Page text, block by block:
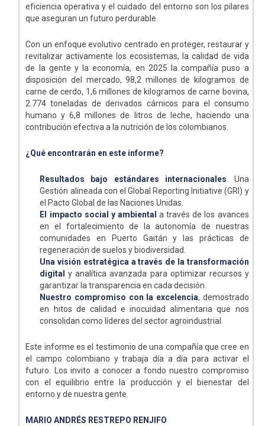
eficiencia operativa y el cuidado del entorno son los pilares
que aseguran un futuro perdurable.
Con un enfoque evolutivo centrado en proteger, restaurar y
revitalizar activamente los ecosistemas, la calidad de vida
de la gente y la economía, en 2025 la compañía puso a
disposición del mercado, 98,2 millones de kilogramos de
carne de cerdo, 1,6 millones de kilogramos de carne bovina,
2.774 toneladas de derivados cárnicos para el consumo
humano y 6,8 millones de litros de leche, haciendo una
contribución efectiva a la nutrición de los colombianos.
¿Qué encontrarán en este informe?
Resultados bajo estándares internacionales. Una
Gestión alineada con el Global Reporting Initiative (GRI) y
el Pacto Global de las Naciones Unidas.
El impacto social y ambiental a través de los avances
en el fortalecimiento de la autonomía de nuestras
comunidades en Puerto Gaitán y las prácticas de
regeneración de suelos y biodiversidad.
Una visión estratégica a través de la transformación
digital y analítica avanzada para optimizar recursos y
garantizar la transparencia en cada decisión.
Nuestro compromiso con la excelencia, demostrado
en hitos de calidad e inocuidad alimentaria que nos
consolidan como líderes del sector agroindustrial.
Este informe es el testimonio de una compañía que cree en
el campo colombiano y trabaja día a día para activar el
futuro. Los invito a conocer a fondo nuestro compromiso
con el equilibrio entre la producción y el bienestar del
entorno y de nuestra gente.
MARIO ANDRÉS RESTREPO RENJIFO